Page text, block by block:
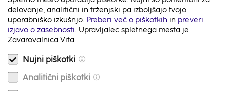
svojega žepa?
Kako opravim WhatsApp ali Viber klic?
Ali potrebujem številko police ob klicu v asistenčni
center?
delovanje, analitični in trženjski pa izboljšajo tvojo
uporabniško izkušnjo. Preberi več o piškotkih in preveri
izjavo o zasebnosti. Upravljalec spletnega mesta je
Zavarovalnica Vita.
Nujni piškotki
Analitični piškotki